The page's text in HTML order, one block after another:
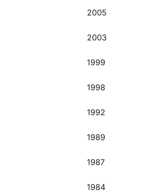
2005
2003
1999
1998
1992
1989
1987
1984